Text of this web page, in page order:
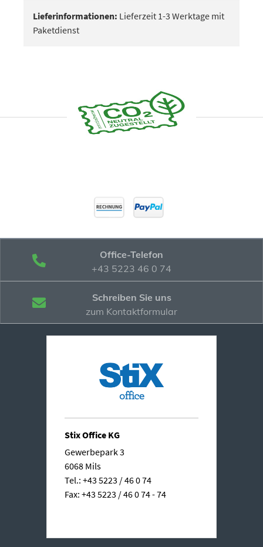
Lieferinformationen: Lieferzeit 1-3 Werktage mit
Paketdienst
Office-Telefon
+43 5223 46 0 74
Schreiben Sie uns
zum Kontaktformular
Stix Office KG
Gewerbepark 3
6068 Mils
Tel.: +43 5223 / 46 0 74
Fax: +43 5223 / 46 0 74 - 74